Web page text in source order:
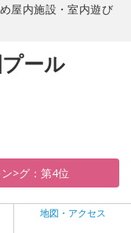
屋内施設・室内遊び
ール
>グ：第4位
地図・アクセス